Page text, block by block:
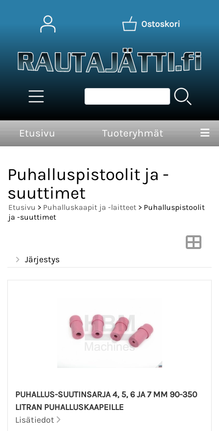
Ostoskori
Etusivu Tuoteryhmät
Puhalluspistoolit ja -
suuttimet
Etusivu > Puhalluskaapit ja -laitteet > Puhalluspistoolit
ja -suuttimet
Järjestys
PUHALLUS-SUUTINSARJA 4, 5, 6 JA 7 MM 90-350
LITRAN PUHALLUSKAAPEILLE
Lisätiedot